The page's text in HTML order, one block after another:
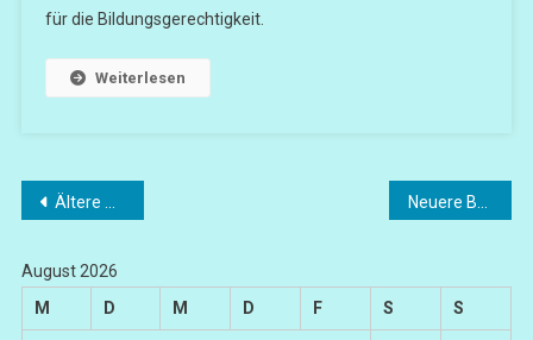
für die Bildungsgerechtigkeit.
Weiterlesen
Beitragsnavigation
Ältere Beiträge
August 2026
M
D M D F S S